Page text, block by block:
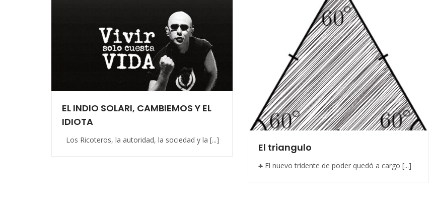
EL INDIO SOLARI, CAMBIEMOS Y EL
IDIOTA
Los Ricoteros, la autoridad, la sociedad y la [...]
El triangulo
♣ El nuevo tridente de poder quedó a cargo [...]